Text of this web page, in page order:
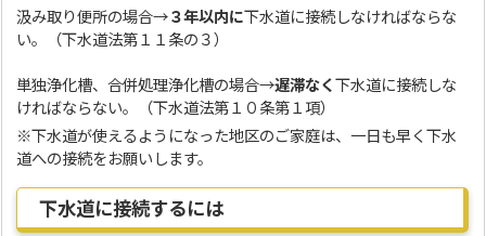
汲み取り便所の場合→３年以内に下水道に接続しなければならな
い。（下水道法第１１条の３）
単独浄化槽、合併処理浄化槽の場合→遅滞なく下水道に接続しな
ければならない。（下水道法第１０条第１項）
※下水道が使えるようになった地区のご家庭は、一日も早く下水
道への接続をお願いします。
下水道に接続するには